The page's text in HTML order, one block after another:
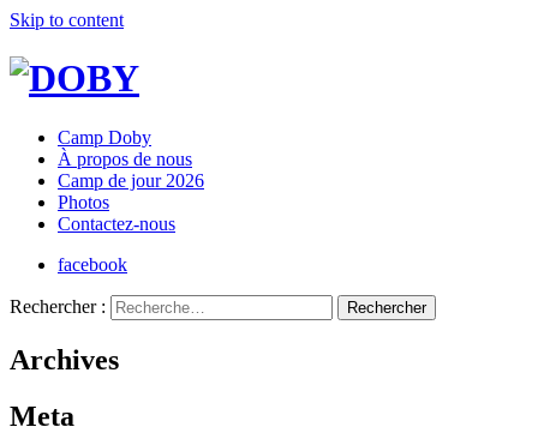
Skip to content
Camp Doby
À propos de nous
Camp de jour 2026
Photos
Contactez-nous
facebook
Rechercher :
Archives
Meta